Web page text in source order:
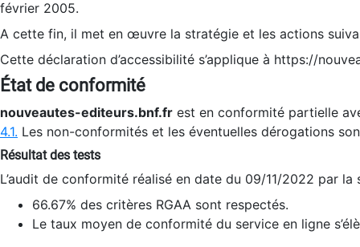
février 2005.
A cette fin, il met en œuvre la stratégie et les actions
Cette déclaration d’accessibilité s’applique à https://
État de conformité
nouveautes-editeurs.bnf.fr est en conformité partielle
4.1. Les non-conformités et les éventuelles dérogations
Résultat des tests
L’audit de conformité réalisé en date du 09/11/2022 par
66.67% des critères RGAA sont respectés.
Le taux moyen de conformité du service en ligne